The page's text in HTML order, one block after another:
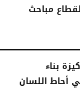
مباحث
بناء
أحاط اللسان